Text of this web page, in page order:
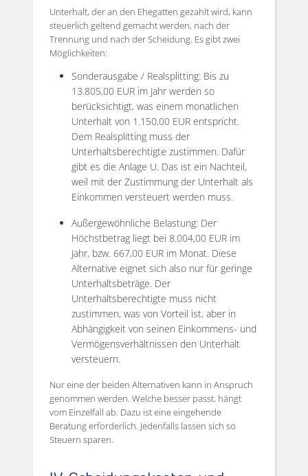
Unterhalt, der an den Ehegatten gezahlt wird, kann
steuerlich geltend gemacht werden, nach der
Trennung und nach der Scheidung. Es gibt zwei
Möglichkeiten:
Sonderausgabe / Realsplitting: Bis zu
13.805,00 EUR im Jahr werden so
berücksichtigt, was einem monatlichen
Unterhalt von 1.150,00 EUR entspricht.
Dem Realsplitting muss der
Unterhaltsberechtigte zustimmen. Dafür
gibt es die Anlage U. Das ist ein Nachteil,
weil mit der Zustimmung der Unterhalt als
Einkommen versteuert werden muss.
Außergewöhnliche Belastung: Der
Höchstbetrag liegt bei 8.004,00 EUR im
Jahr, bzw. 667,00 EUR im Monat. Diese
Alternative eignet sich also nur für geringe
Unterhaltsbeträge. Der
Unterhaltsberechtigte muss nicht
zustimmen, was von Vorteil ist, aber in
Abhängigkeit von seinen Einkommens- und
Vermögensverhältnissen den Unterhalt
versteuern.
Nur eine der beiden Alternativen kann in Anspruch
genommen werden. Welche besser passt, hängt
vom Einzelfall ab. Dazu ist eine eingehende
Beratung erforderlich. Jedenfalls lassen sich so
Steuern sparen.